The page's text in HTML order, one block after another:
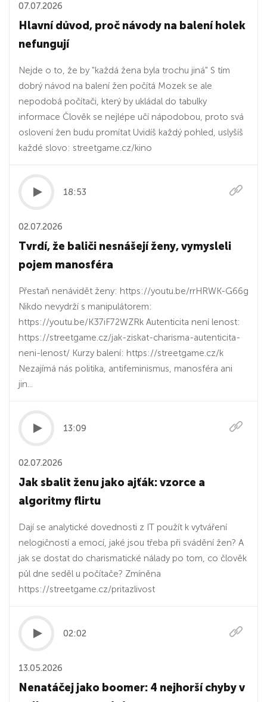
07.07.2026
Hlavní důvod, proč návody na balení holek
nefungují
Nejde o to, že by "každá žena byla trochu jiná" S tím
dobrý návod na balení žen počítá Mozek se ale
nepodobá počítači, který by ukládal do tabulky
informace Člověk se nejlépe učí nápodobou, proto svá
oslovení žen budu promítat Uvidíš každý pohled, uslyšíš
každé slovo: streetgame.cz/kino
18:53
02.07.2026
Tvrdí, že baliči nesnášejí ženy, vymysleli
pojem manosféra
Přestaň nenávidět ženy: https://youtu.be/rrHRWK-G66g
Nikdo nevydrží s manipulátorem:
https://youtu.be/K37iF72WZRk Autenticita není lenost:
https://streetgame.cz/jak-ziskat-charisma-autenticita-
neni-lenost/ Kurzy balení: https://streetgame.cz/k
Nezajímá nás politika, antifeminismus, manosféra ani
jin...
13:09
02.07.2026
Jak sbalit ženu jako ajťák: vzorce a
algoritmy flirtu
Dají se analytické dovednosti z IT použít k vytváření
nelogičností a emocí, jaké jsou třeba při svádění žen? A
jak se dostat do charismatické nálady po tom, co člověk
půl dne seděl u počítače? Zmíněna
https://streetgame.cz/pritazlivost
02:02
13.05.2026
Nenatáčej jako boomer: 4 nejhorší chyby v